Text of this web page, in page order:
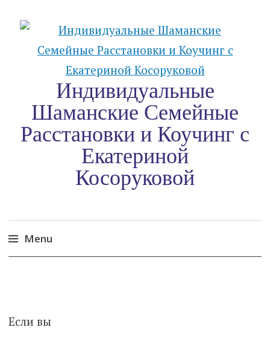
Индивидуальные
Шаманские Семейные
Расстановки и Коучинг c
Екатериной
Косоруковой
Menu
Если вы